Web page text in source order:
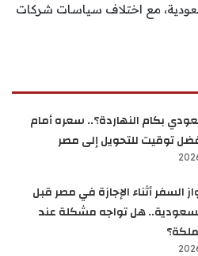
مع اختلاف سياسات شركات
بكام النهاردة؟.. سعره أمام
توقيت للتحويل إلى مصر
السفر أثناء الإجازة في مصر قبل
هل تواجه مشكلة عند